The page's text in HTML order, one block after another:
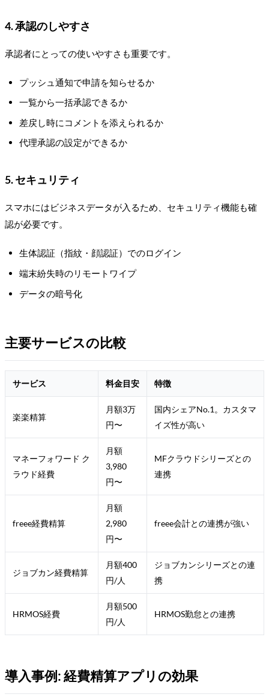
4. 承認のしやすさ
承認者にとっての使いやすさも重要です。
プッシュ通知で申請を知らせるか
一覧から一括承認できるか
差戻し時にコメントを添えられるか
代理承認の設定ができるか
5. セキュリティ
スマホにはビジネスデータが入るため、セキュリティ機能も確
認が必要です。
生体認証（指紋・顔認証）でのログイン
端末紛失時のリモートワイプ
データの暗号化
主要サービスの比較
サービス 料金目安 特徴
楽楽精算
月額3万
円〜
国内シェアNo.1。カスタマ
イズ性が高い
マネーフォワード ク
ラウド経費
月額
3,980
円〜
MFクラウドシリーズとの
連携
freee経費精算
月額
2,980
円〜
freee会計との連携が強い
ジョブカン経費精算
月額400
円/人
ジョブカンシリーズとの連
携
HRMOS経費
月額500
円/人
HRMOS勤怠との連携
導入事例: 経費精算アプリの効果